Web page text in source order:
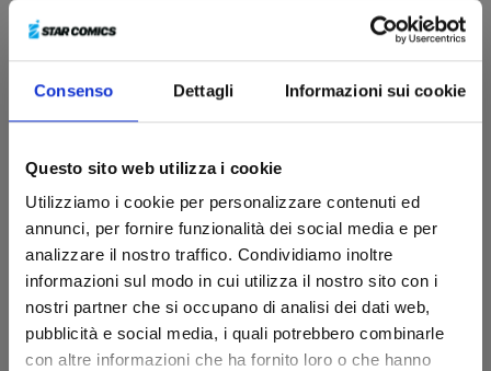
Consenso Dettagli Informazioni sui cookie
Questo sito web utilizza i cookie
Utilizziamo i cookie per personalizzare contenuti ed
annunci, per fornire funzionalità dei social media e per
analizzare il nostro traffico. Condividiamo inoltre
informazioni sul modo in cui utilizza il nostro sito con i
nostri partner che si occupano di analisi dei dati web,
pubblicità e social media, i quali potrebbero combinarle
con altre informazioni che ha fornito loro o che hanno
LET’S HAIKYU!? n. 2